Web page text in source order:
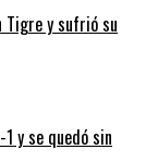
Tigre y sufrió su
y se quedó sin